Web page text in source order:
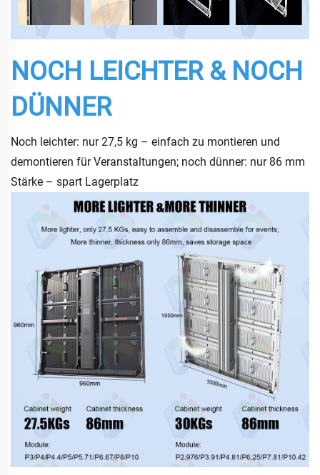
NOCH LEICHTER & NOCH
DÜNNER
Noch leichter: nur 27,5 kg – einfach zu montieren und
demontieren für Veranstaltungen; noch dünner: nur 86 mm
Stärke – spart Lagerplatz